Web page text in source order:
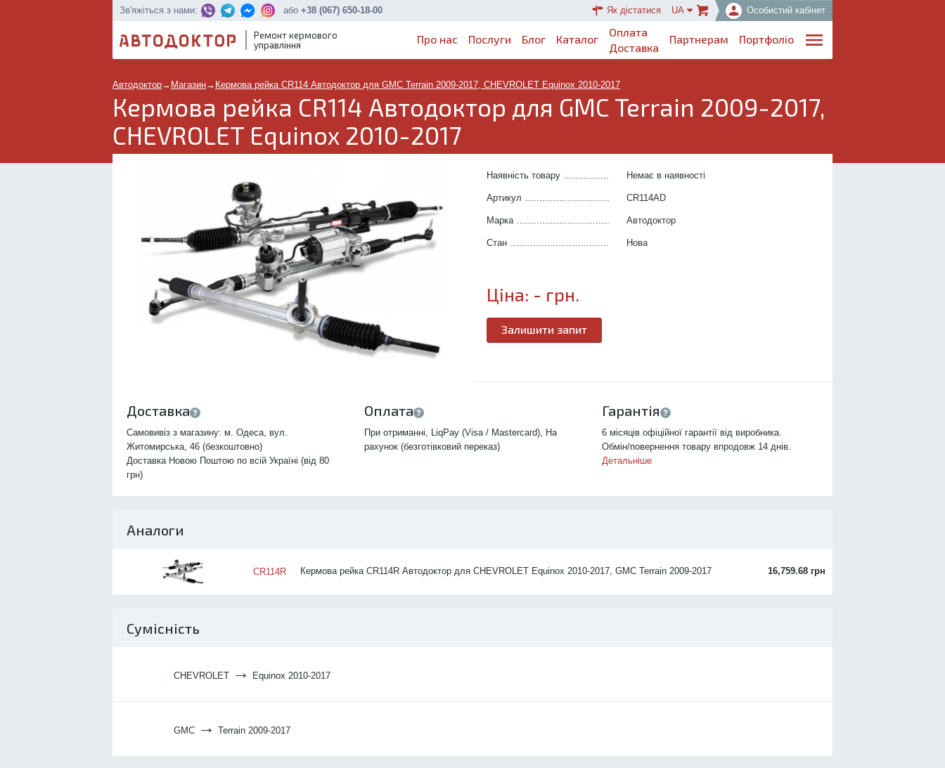
Зв'яжіться з нами: або +38 (067) 650-18-00 Як дістатися UA Особистий кабінет
Ремонт кермового
управління
Про нас Послуги Блог Каталог
Оплата
Доставка
Партнерам Портфоліо
Автодоктор→ Магазин→ Кермова рейка CR114 Автодоктор для GMC Terrain 2009-2017, CHEVROLET Equinox 2010-2017
Кермова рейка CR114 Автодоктор для GMC Terrain 2009-2017,
CHEVROLET Equinox 2010-2017
Наявність товару .........................................................
Немає в наявності
Артикул .........................................................
CR114AD
Марка .........................................................
Автодоктор
Стан .........................................................
Нова
Ціна: - грн.
Залишити запит
Доставка
Самовивіз з магазину: м. Одеса, вул.
Житомирська, 46 (безкоштовно)
Доставка Новою Поштою по всій Україні (від 80
грн)
Оплата
При отриманні, LiqPay (Visa / Mastercard), На
рахунок (безготівковий переказ)
Гарантія
6 місяців офіційної гарантії від виробника.
Обмін/повернення товару впродовж 14 днів.
Детальніше
Аналоги
CR114R Кермова рейка CR114R Автодоктор для CHEVROLET Equinox 2010-2017, GMC Terrain 2009-2017 16,759.68 грн
Сумісність
CHEVROLET → Equinox 2010-2017
GMC → Terrain 2009-2017